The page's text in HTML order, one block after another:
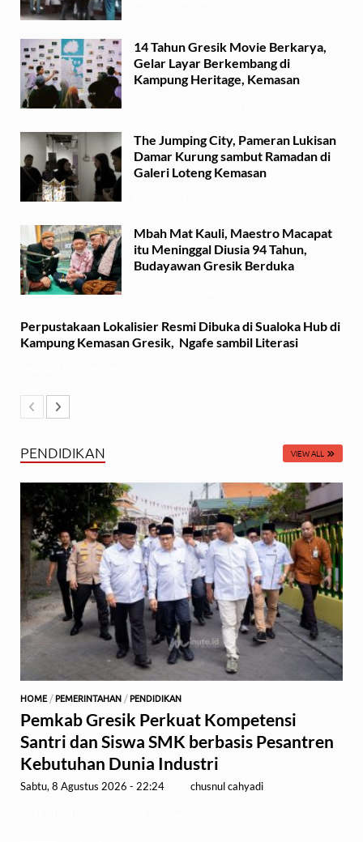
14 Tahun Gresik Movie Berkarya,
Gelar Layar Berkembang di
Kampung Heritage, Kemasan
The Jumping City, Pameran Lukisan
Damar Kurung sambut Ramadan di
Galeri Loteng Kemasan
Mbah Mat Kauli, Maestro Macapat
itu Meninggal Diusia 94 Tahun,
Budayawan Gresik Berduka
Perpustakaan Lokalisier Resmi Dibuka di Sualoka Hub di
Kampung Kemasan Gresik, Ngafe sambil Literasi
PENDIDIKAN VIEW ALL
HOME/ PEMERINTAHAN / PENDIDIKAN
Pemkab Gresik Perkuat Kompetensi
Santri dan Siswa SMK berbasis Pesantren
Kebutuhan Dunia Industri
Sabtu, 8 Agustus 2026 - 22:24 chusnul cahyadi